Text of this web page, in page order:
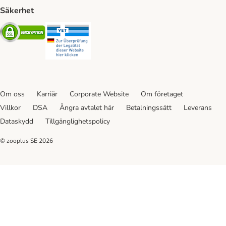
Säkerhet
Security
Om oss Karriär Corporate Website
Om företaget
Villkor
DSA Ångra avtalet här Betalningssätt
Leverans
Dataskydd
Tillgänglighetspolicy
© zooplus SE 2026